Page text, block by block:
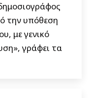
την υπόθεση
με γενικό
γράφει τα